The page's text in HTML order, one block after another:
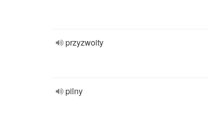
przyzwoity
pilny